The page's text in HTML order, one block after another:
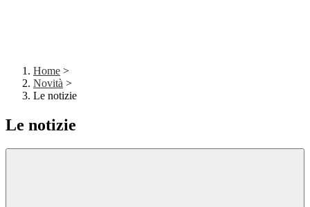
Home >
Novità >
Le notizie
Le notizie